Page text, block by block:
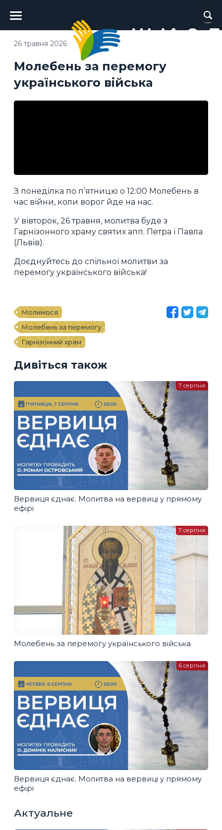
Головне
меню
Молебень за перемогу
українського війська
26 травня 2026
З понеділка по п’ятницю о 12:00 Молебень в
час війни, коли ворог йде на нас.
У вівторок, 26 травня, молитва буде з
Гарнізонного храму святих апп. Петра і Павла
(Львів).
Доєднуйтесь до спільної молитви за
перемогу українського війська!
Молимося
Молебень за перемогу
Гарнізонний храм
Дивіться також
Вервиця єднає. Молитва на вервиці у прямому
ефірі
7 серпня
Молебень за перемогу українського війська
7 серпня
Вервиця єднає. Молитва на вервиці у прямому
ефірі
6 серпня
Актуальне